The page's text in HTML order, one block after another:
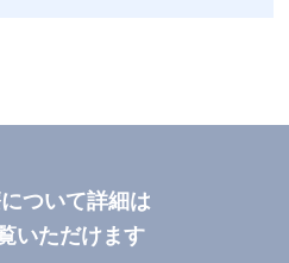
ついて詳細は
いただけます